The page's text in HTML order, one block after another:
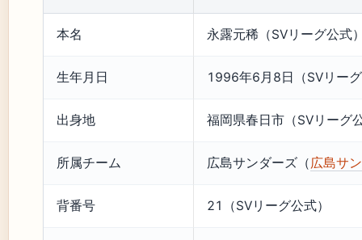
本名 永露元稀（SVリーグ公式
生年月日 1996年6月8日（SVリー
出身地 福岡県春日市（SVリーグ
所属チーム 広島サンダーズ（広島サ
背番号 21（SVリーグ公式）